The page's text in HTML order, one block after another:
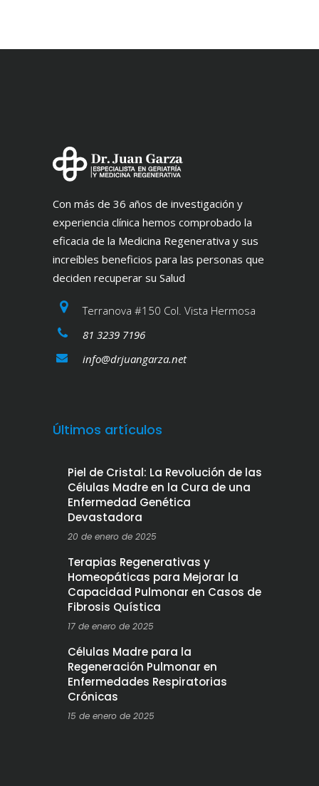
Con más de 36 años de investigación y
experiencia clínica hemos comprobado la
eficacia de la Medicina Regenerativa y sus
increíbles beneficios para las personas que
deciden recuperar su Salud
Terranova #150 Col. Vista Hermosa
81 3239 7196
info@drjuangarza.net
Últimos artículos
Piel de Cristal: La Revolución de las
Células Madre en la Cura de una
Enfermedad Genética
Devastadora
20 de enero de 2025
Terapias Regenerativas y
Homeopáticas para Mejorar la
Capacidad Pulmonar en Casos de
Fibrosis Quística
17 de enero de 2025
Células Madre para la
Regeneración Pulmonar en
Enfermedades Respiratorias
Crónicas
15 de enero de 2025